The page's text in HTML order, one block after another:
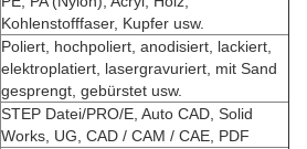
Kohlenstofffaser, Kupfer usw.
Poliert, hochpoliert, anodisiert, lackiert,
elektroplatiert, lasergravuriert, mit Sand
gesprengt, gebürstet usw.
STEP Datei/PRO/E, Auto CAD, Solid
Works, UG, CAD / CAM / CAE, PDF